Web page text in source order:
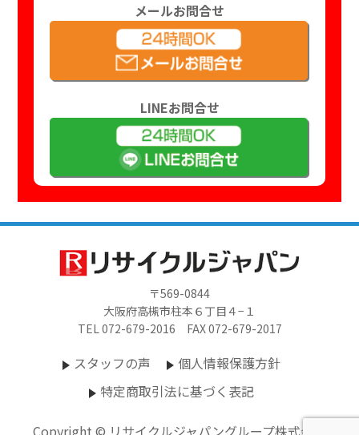
メールお問合せ
LINEお問合せ
〒569-0844
大阪府高槻市柱本６丁目４−１
TEL 072-679-2016 FAX 072-679-2017
スタッフの声
個人情報保護方針
特定商取引法に基づく表記
Copyright © リサイクルジャパングループ株式会社